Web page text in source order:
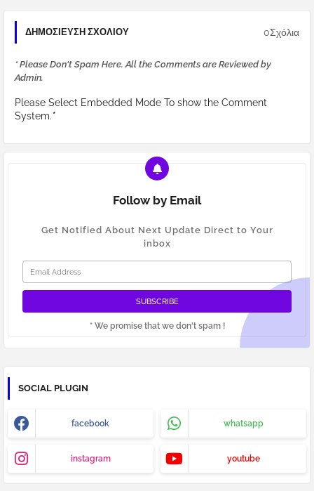
ΔΗΜΟΣΊΕΥΣΗ ΣΧΟΛΊΟΥ 0Σχόλια
* Please Don't Spam Here. All the Comments are Reviewed by
Admin.
Please Select Embedded Mode To show the Comment
System.*
Follow by Email
Get Notified About Next Update Direct to Your
inbox
* We promise that we don't spam !
SOCIAL PLUGIN
facebook whatsapp
instagram youtube